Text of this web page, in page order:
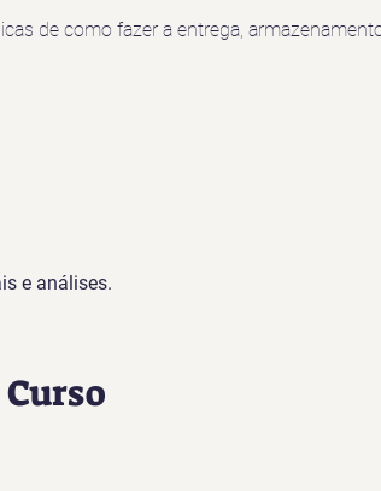
de como fazer a entrega,
e análises.